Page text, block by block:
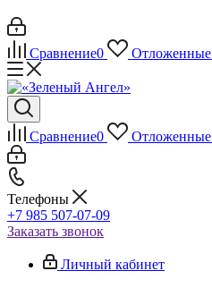
Сравнение0 Отложенные
Сравнение0 Отложенные
Телефоны
+7 985 507-07-09
Заказать звонок
Личный кабинет